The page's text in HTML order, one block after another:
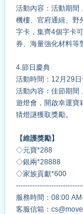
活動內容：活動期間
機樓、官府通緝、野
字卡，集齊4個字卡
券、海量強化材料等
4.節日慶典
活動時間：12月29
活動內容：佳節期間
遊燈會，開啟幸運寶
猜燈謎獲取獎勵。
【維護獎勵】
◇元寶*288
◇銀兩*28888
◇家族貢獻*600
服務時間：08:00
客服信箱：